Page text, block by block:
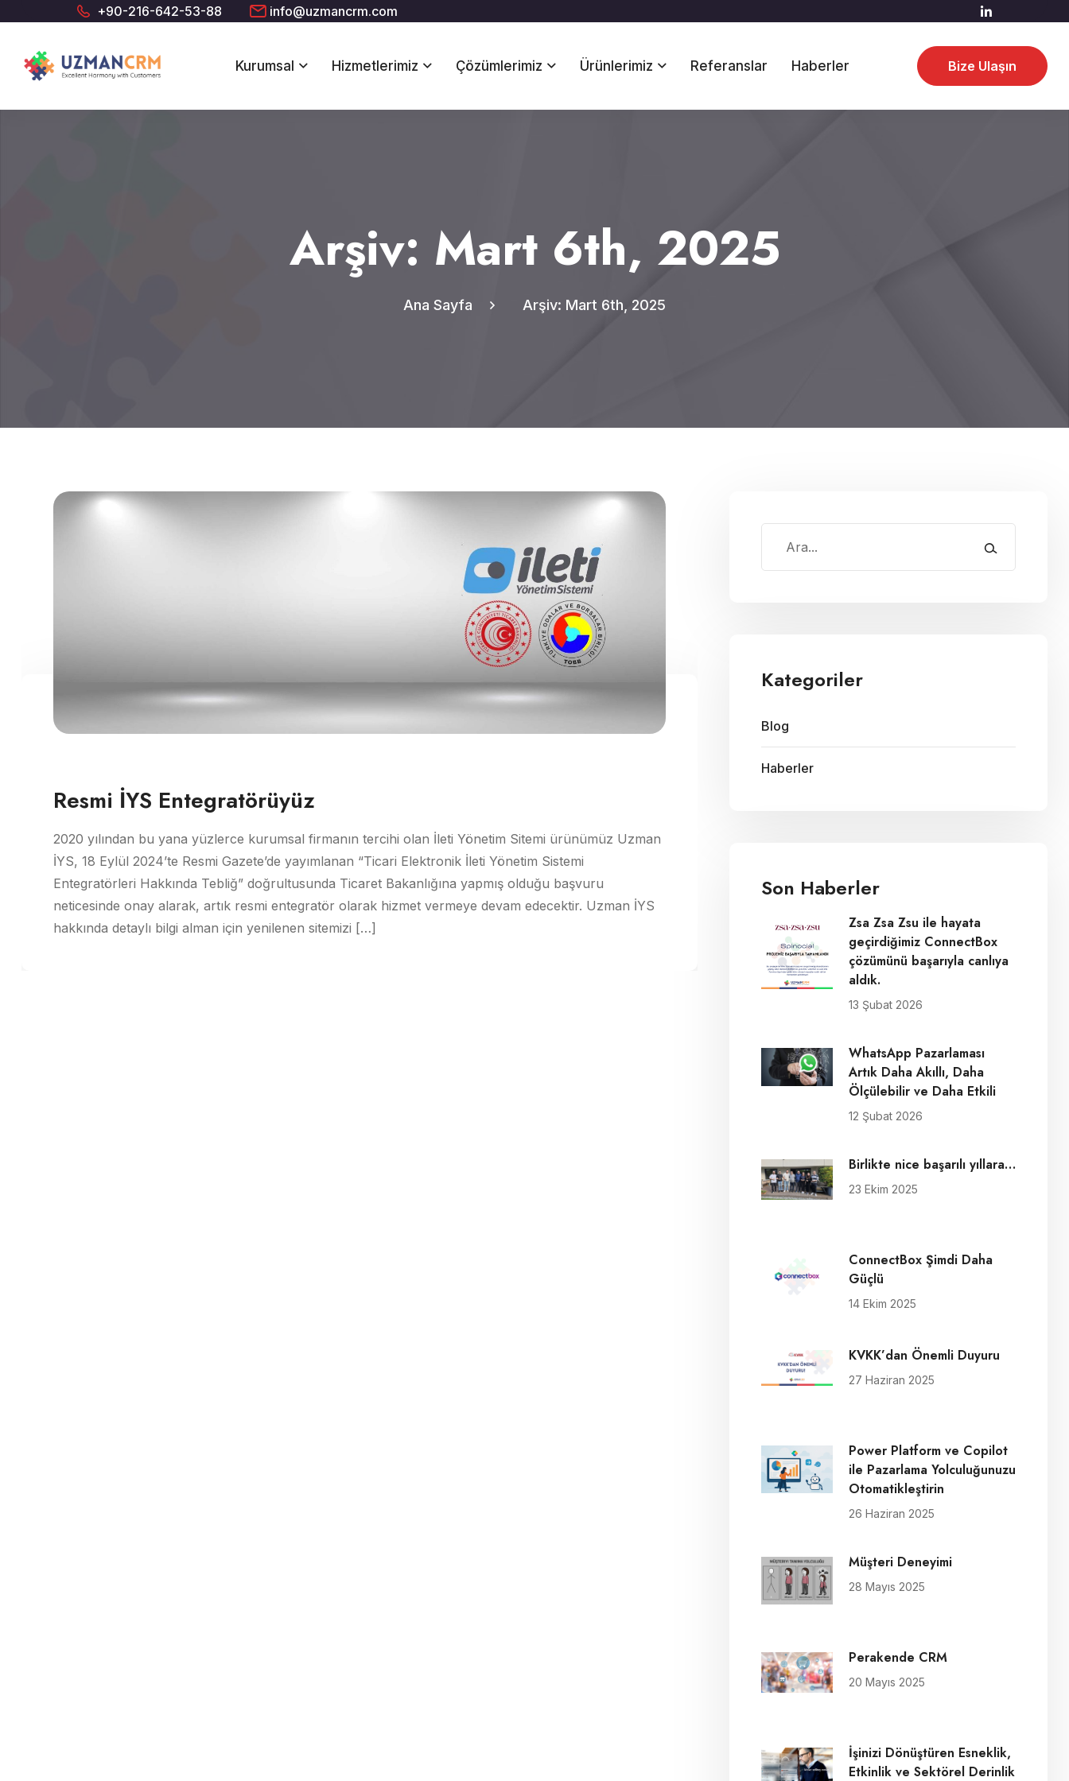
+90-216-642-53-88 info@uzmancrm.com
Kurumsal Hizmetlerimiz Çözümlerimiz Ürünlerimiz Referanslar Haberler Bize Ulaşın
Arşiv: Mart 6th, 2025
Ana Sayfa Arşiv: Mart 6th, 2025
Kategoriler
Blog
Haberler
Son Haberler
Zsa Zsa Zsu ile hayata
geçirdiğimiz ConnectBox
çözümünü başarıyla canlıya
aldık.
13 Şubat 2026
WhatsApp Pazarlaması
Artık Daha Akıllı, Daha
Ölçülebilir ve Daha Etkili
12 Şubat 2026
Birlikte nice başarılı yıllara…
23 Ekim 2025
ConnectBox Şimdi Daha
Güçlü
14 Ekim 2025
KVKK’dan Önemli Duyuru
27 Haziran 2025
Power Platform ve Copilot
ile Pazarlama Yolculuğunuzu
Otomatikleştirin
26 Haziran 2025
Müşteri Deneyimi
28 Mayıs 2025
Perakende CRM
20 Mayıs 2025
İşinizi Dönüştüren Esneklik,
Etkinlik ve Sektörel Derinlik
Resmi İYS Entegratörüyüz
2020 yılından bu yana yüzlerce kurumsal firmanın tercihi olan İleti Yönetim Sitemi ürünümüz Uzman
İYS, 18 Eylül 2024’te Resmi Gazete’de yayımlanan “Ticari Elektronik İleti Yönetim Sistemi
Entegratörleri Hakkında Tebliğ” doğrultusunda Ticaret Bakanlığına yapmış olduğu başvuru
neticesinde onay alarak, artık resmi entegratör olarak hizmet vermeye devam edecektir. Uzman İYS
hakkında detaylı bilgi alman için yenilenen sitemizi […]